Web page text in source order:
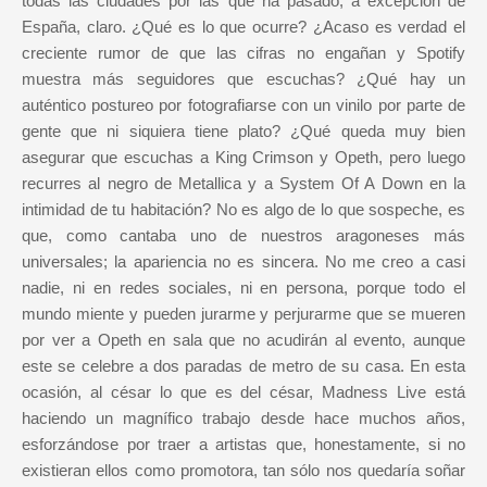
España, claro. ¿Qué es lo que ocurre? ¿Acaso es verdad el
creciente rumor de que las cifras no engañan y Spotify
muestra más seguidores que escuchas? ¿Qué hay un
auténtico postureo por fotografiarse con un vinilo por parte de
gente que ni siquiera tiene plato? ¿Qué queda muy bien
asegurar que escuchas a King Crimson y Opeth, pero luego
recurres al negro de Metallica y a System Of A Down en la
intimidad de tu habitación? No es algo de lo que sospeche, es
que, como cantaba uno de nuestros aragoneses más
universales; la apariencia no es sincera. No me creo a casi
nadie, ni en redes sociales, ni en persona, porque todo el
mundo miente y pueden jurarme y perjurarme que se mueren
por ver a Opeth en sala que no acudirán al evento, aunque
este se celebre a dos paradas de metro de su casa. En esta
ocasión, al césar lo que es del césar, Madness Live está
haciendo un magnífico trabajo desde hace muchos años,
esforzándose por traer a artistas que, honestamente, si no
existieran ellos como promotora, tan sólo nos quedaría soñar